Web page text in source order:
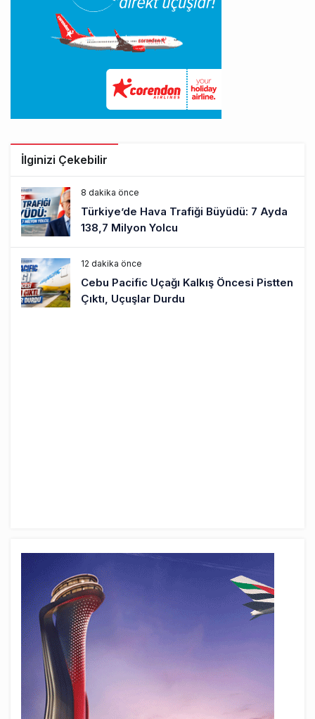
İlginizi Çekebilir
8 dakika önce
Türkiye’de Hava Trafiği Büyüdü: 7 Ayda
138,7 Milyon Yolcu
12 dakika önce
Cebu Pacific Uçağı Kalkış Öncesi Pistten
Çıktı, Uçuşlar Durdu